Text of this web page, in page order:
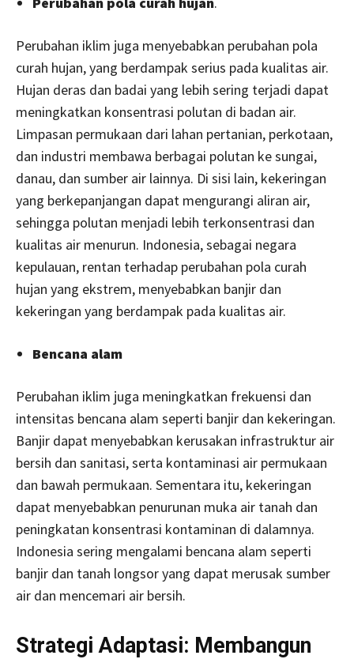
Perubahan iklim juga menyebabkan perubahan pola
curah hujan, yang berdampak serius pada kualitas air.
Hujan deras dan badai yang lebih sering terjadi dapat
meningkatkan konsentrasi polutan di badan air.
Limpasan permukaan dari lahan pertanian, perkotaan,
dan industri membawa berbagai polutan ke sungai,
danau, dan sumber air lainnya. Di sisi lain, kekeringan
yang berkepanjangan dapat mengurangi aliran air,
sehingga polutan menjadi lebih terkonsentrasi dan
kualitas air menurun. Indonesia, sebagai negara
kepulauan, rentan terhadap perubahan pola curah
hujan yang ekstrem, menyebabkan banjir dan
kekeringan yang berdampak pada kualitas air.
Bencana alam
Perubahan iklim juga meningkatkan frekuensi dan
intensitas bencana alam seperti banjir dan kekeringan.
Banjir dapat menyebabkan kerusakan infrastruktur air
bersih dan sanitasi, serta kontaminasi air permukaan
dan bawah permukaan. Sementara itu, kekeringan
dapat menyebabkan penurunan muka air tanah dan
peningkatan konsentrasi kontaminan di dalamnya.
Indonesia sering mengalami bencana alam seperti
banjir dan tanah longsor yang dapat merusak sumber
air dan mencemari air bersih.
Strategi Adaptasi: Membangun